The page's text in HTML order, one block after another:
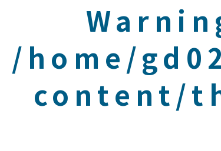
/home/
content/